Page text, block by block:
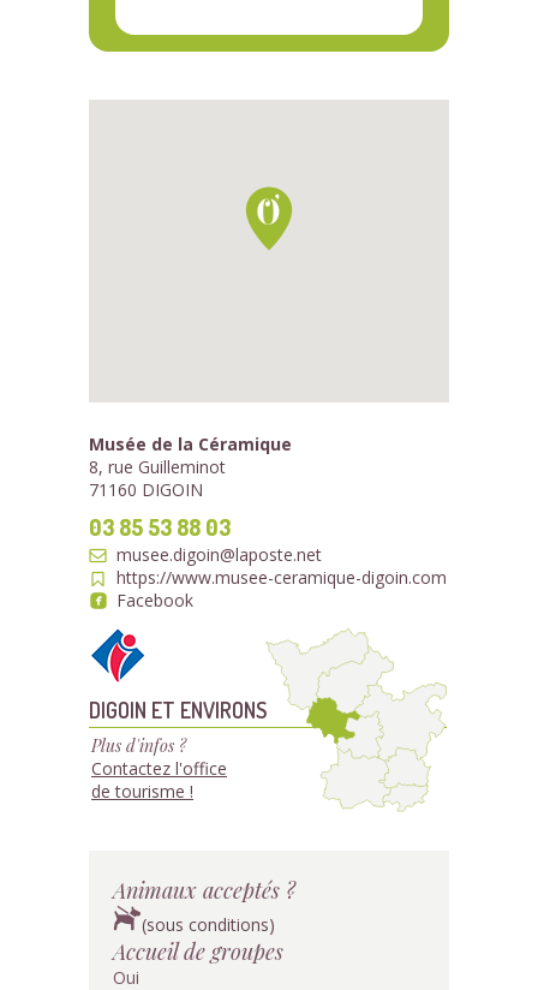
Musée de la Céramique
8, rue Guilleminot
71160 DIGOIN
03 85 53 88 03
musee.digoin@laposte.net
https://www.musee-ceramique-digoin.com
Facebook
DIGOIN ET ENVIRONS
Plus d'infos ?
Contactez l'office
de tourisme !
Animaux acceptés ?
(sous conditions)
Accueil de groupes
Oui